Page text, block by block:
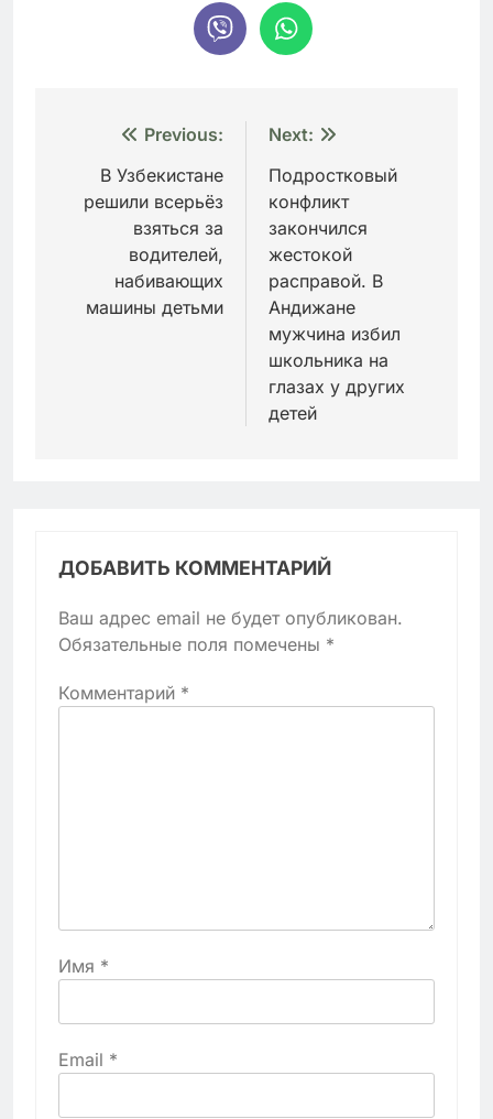
Навигация
записям
Previous:
В Узбекистане
решили всерьёз
взяться за
водителей,
набивающих
машины детьми
Next:
Подростковый
конфликт
закончился
жестокой
расправой. В
Андижане
мужчина избил
школьника на
глазах у других
детей
ДОБАВИТЬ КОММЕНТАРИЙ
Ваш адрес email не будет опубликован.
Обязательные поля помечены *
Комментарий *
Имя *
Email *